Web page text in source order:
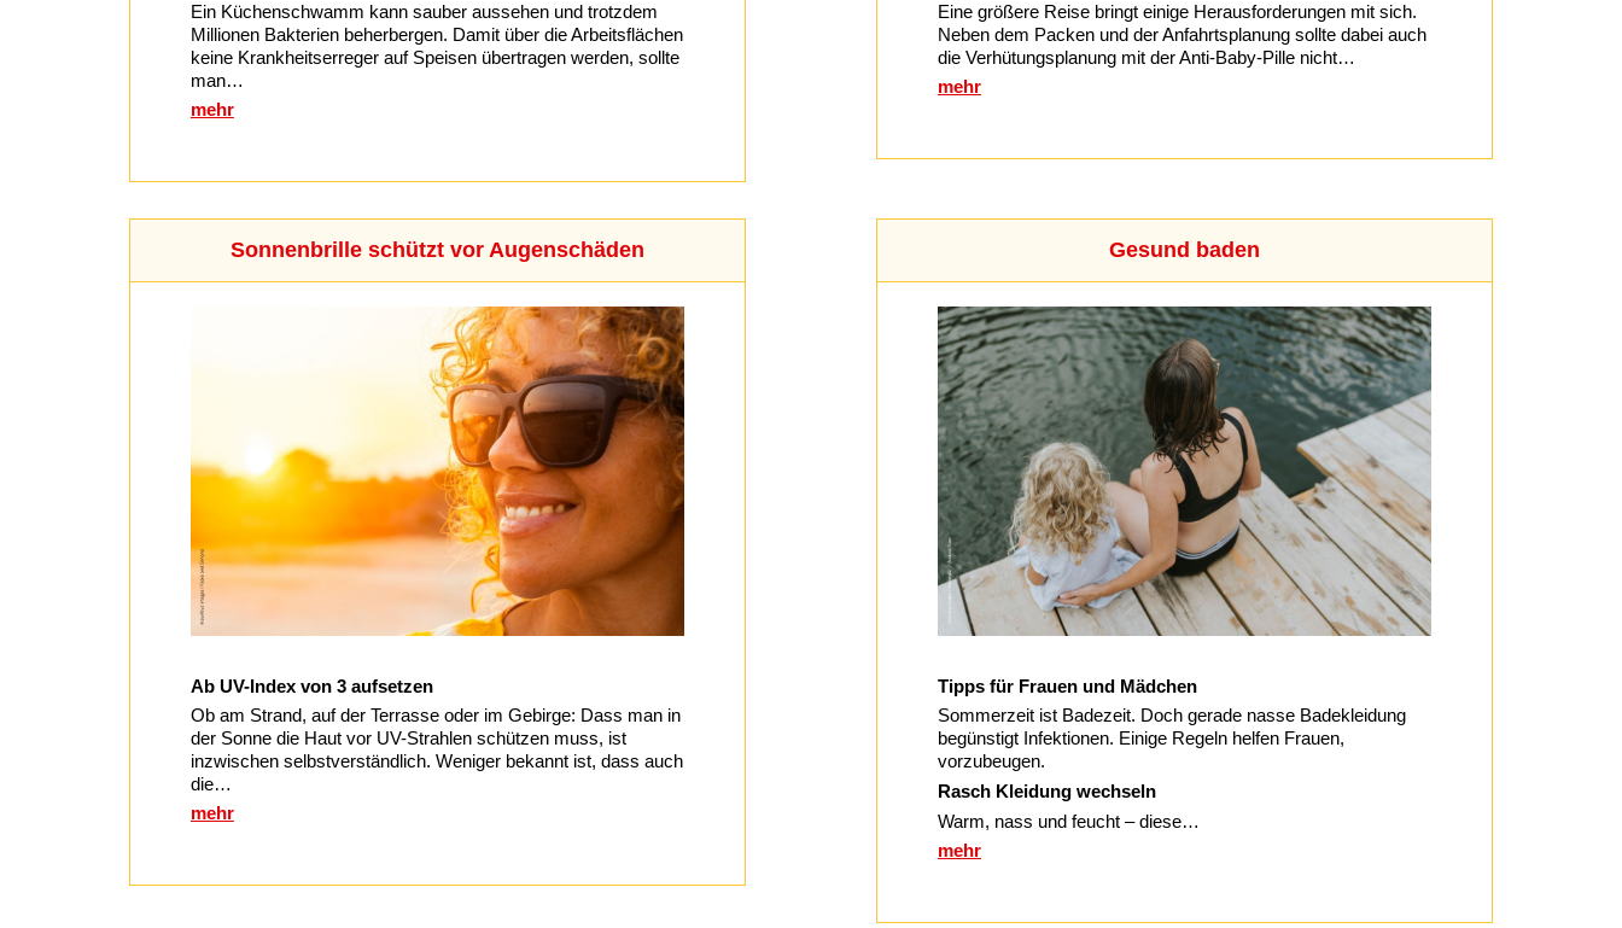
Ein Küchenschwamm kann sauber aussehen und trotzdem
Millionen Bakterien beherbergen. Damit über die Arbeitsflächen
keine Krankheitserreger auf Speisen übertragen werden, sollte
man…
mehr
Eine größere Reise bringt einige Herausforderungen mit sich.
Neben dem Packen und der Anfahrtsplanung sollte dabei auch
die Verhütungsplanung mit der Anti-Baby-Pille nicht…
mehr
Sonnenbrille schützt vor Augenschäden
Ab UV-Index von 3 aufsetzen
Ob am Strand, auf der Terrasse oder im Gebirge: Dass man in
der Sonne die Haut vor UV-Strahlen schützen muss, ist
inzwischen selbstverständlich. Weniger bekannt ist, dass auch
die…
mehr
Gesund baden
Tipps für Frauen und Mädchen
Sommerzeit ist Badezeit. Doch gerade nasse Badekleidung
begünstigt Infektionen. Einige Regeln helfen Frauen,
vorzubeugen.
Rasch Kleidung wechseln
Warm, nass und feucht – diese…
mehr